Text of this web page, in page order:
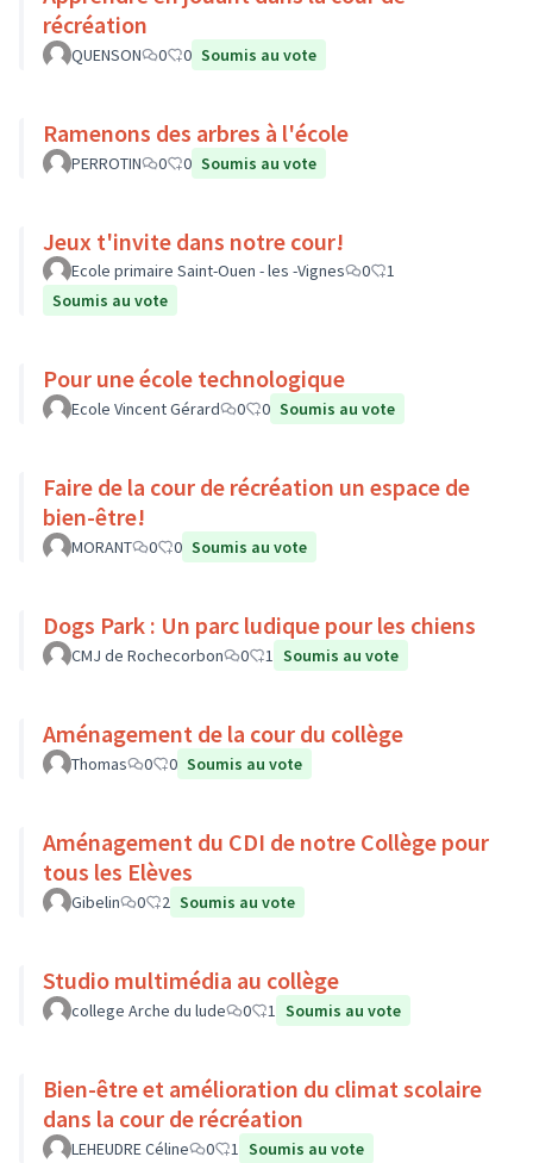
récréation
QUENSON 0 0 Soumis au vote
Ramenons des arbres à l'école
PERROTIN 0 0 Soumis au vote
Jeux t'invite dans notre cour!
Ecole primaire Saint-Ouen - les -Vignes 0
1
Soumis au vote
Pour une école technologique
Ecole Vincent Gérard 0 0 Soumis au vote
Faire de la cour de récréation un espace de
bien-être!
MORANT 0 0 Soumis au vote
Dogs Park : Un parc ludique pour les chiens
CMJ de Rochecorbon 0 1 Soumis au vote
Aménagement de la cour du collège
Thomas 0 0 Soumis au vote
Aménagement du CDI de notre Collège pour
tous les Elèves
Gibelin 0 2 Soumis au vote
Studio multimédia au collège
college Arche du lude 0 1 Soumis au vote
Bien-être et amélioration du climat scolaire
dans la cour de récréation
LEHEUDRE Céline 0 1 Soumis au vote